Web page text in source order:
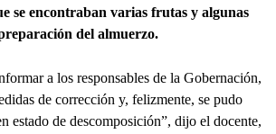
se encontraban varias frutas y algunas
del almuerzo.
a los responsables de la Gobernación,
de corrección y, felizmente, se pudo
estado de descomposición”, dijo el docente,